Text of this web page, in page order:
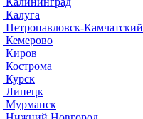
Калуга
Петропавловск-Камчатский
Кемерово
Киров
Кострома
Курск
Липецк
Мурманск